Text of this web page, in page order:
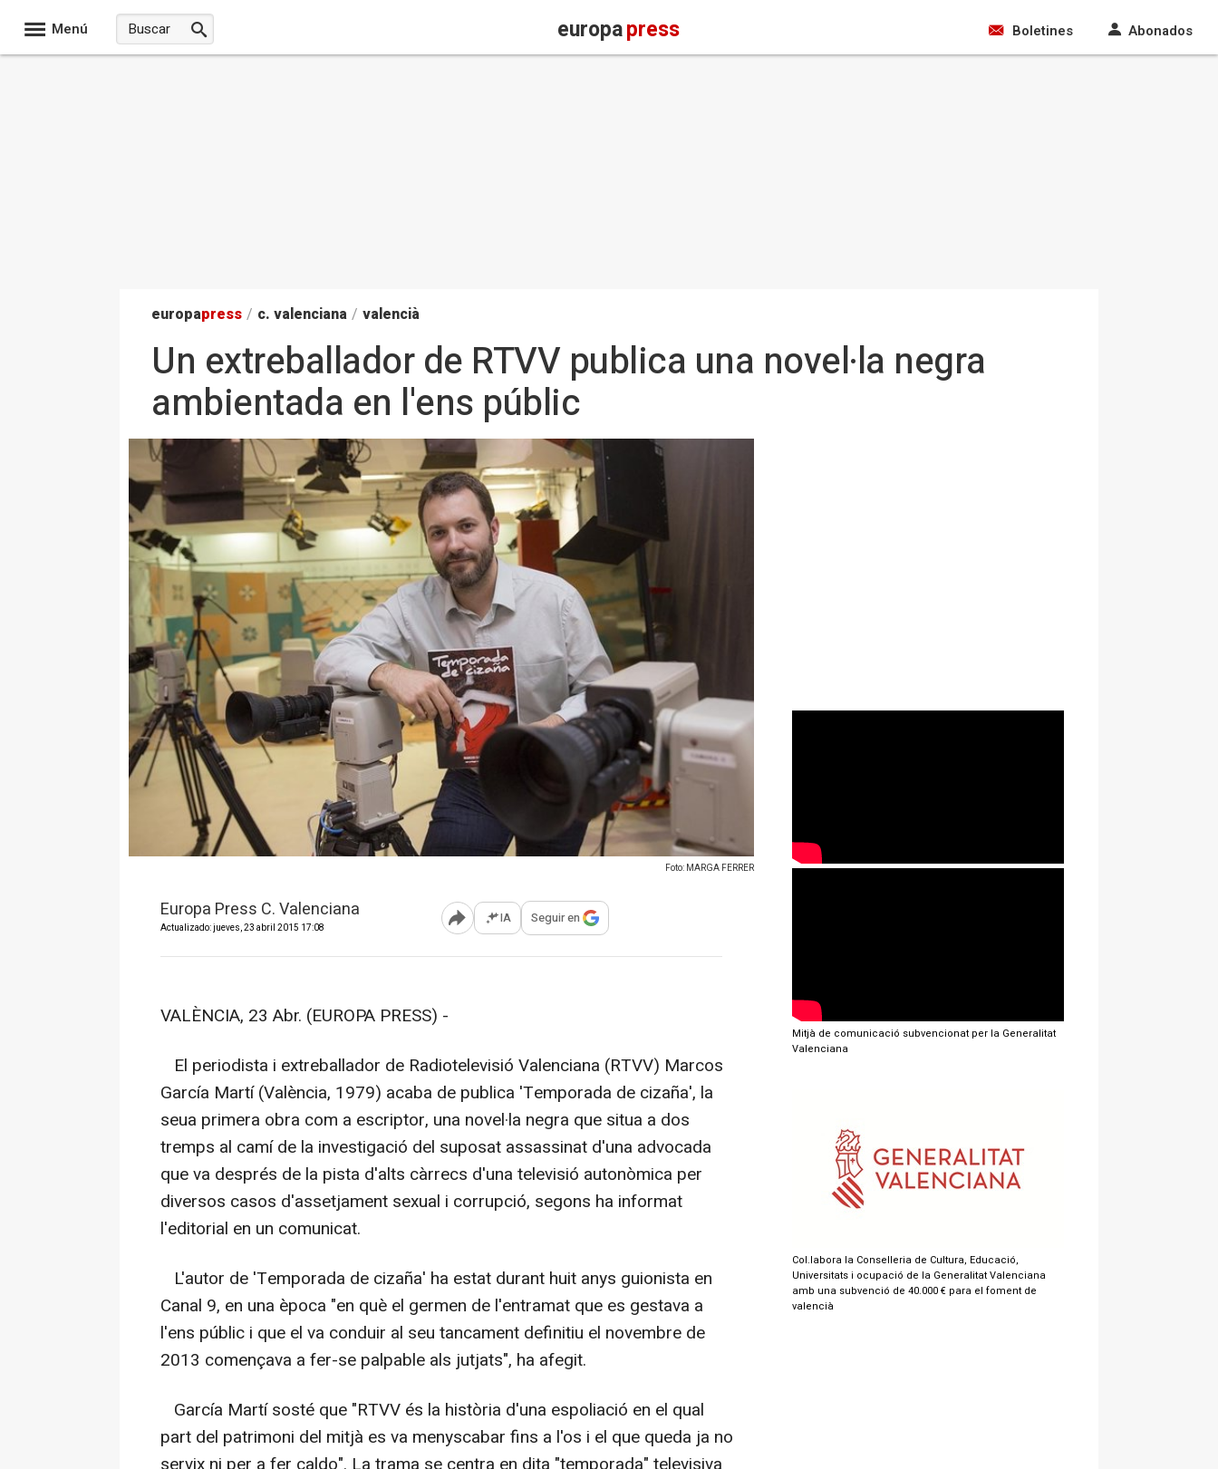
Menú europapress Boletines Abonados
europapress / c. valenciana / valencià
Un extreballador de RTVV publica una novel·la negra
ambientada en l'ens públic
Foto: MARGA FERRER
Europa Press C. Valenciana
Actualizado: jueves, 23 abril 2015 17:08 Abrir opciones para compartir
IA Seguir en
VALÈNCIA, 23 Abr. (EUROPA PRESS) -
El periodista i extreballador de Radiotelevisió Valenciana (RTVV) Marcos
García Martí (València, 1979) acaba de publica 'Temporada de cizaña', la
seua primera obra com a escriptor, una novel·la negra que situa a dos
tremps al camí de la investigació del suposat assassinat d'una advocada
que va després de la pista d'alts càrrecs d'una televisió autonòmica per
diversos casos d'assetjament sexual i corrupció, segons ha informat
l'editorial en un comunicat.
L'autor de 'Temporada de cizaña' ha estat durant huit anys guionista en
Canal 9, en una època "en què el germen de l'entramat que es gestava a
l'ens públic i que el va conduir al seu tancament definitiu el novembre de
2013 començava a fer-se palpable als jutjats", ha afegit.
García Martí sosté que "RTVV és la història d'una espoliació en el qual
part del patrimoni del mitjà es va menyscabar fins a l'os i el que queda ja no
Mitjà de comunicació subvencionat per la Generalitat
Valenciana
Col.labora la Conselleria de Cultura, Educació,
Universitats i ocupació de la Generalitat Valenciana
amb una subvenció de 40.000 € para el foment de
valencià